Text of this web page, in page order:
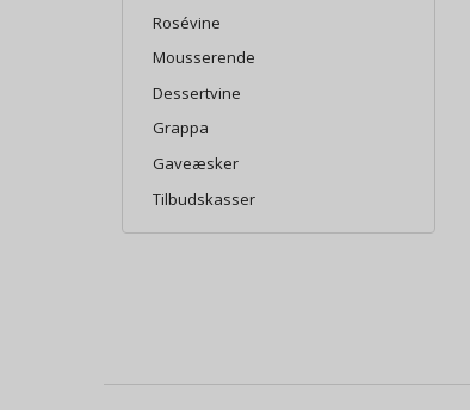
Rosévine
Mousserende
Dessertvine
Grappa
Gaveæsker
Tilbudskasser